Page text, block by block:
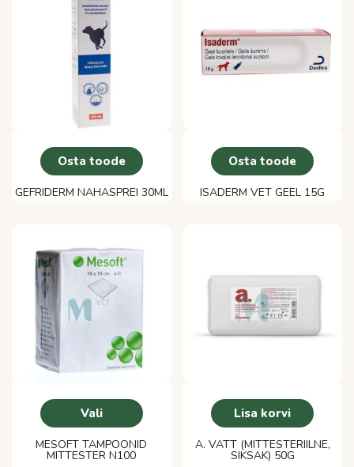
Osta toode
GEFRIDERM NAHASPREI 30ML
Osta toode
ISADERM VET GEEL 15G
Vali
MESOFT TAMPOONID
MITTESTER N100
Lisa korvi
A. VATT (MITTESTERIILNE,
SIKSAK) 50G